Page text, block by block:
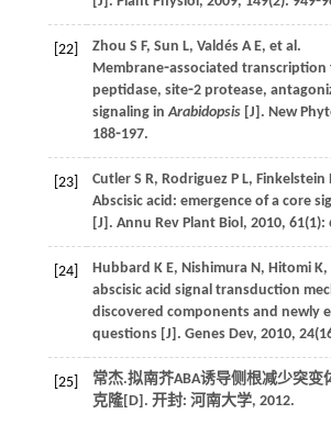
[22] Zhou S F, Sun L, Valdés A E, et al.
Membrane⁃associated transcription
peptidase, site⁃2 protease,
signaling inArabidopsis[J]. New
188⁃197.
[23] Cutler S R, Rodriguez P L, Finkelstein
Abscisic acid: emergence of a core
[J]. Annu Rev Plant Biol, 2010, 61(1):
[24] Hubbard K E, Nishimura N, Hitomi K,
abscisic acid signal transduction
discovered components and newly
questions [J]. Genes Dev, 2010, 24
[25]
常杰.拟南芥ABA诱导侧根减少突变
克隆[D]. 开封: 河南大学, 2012.